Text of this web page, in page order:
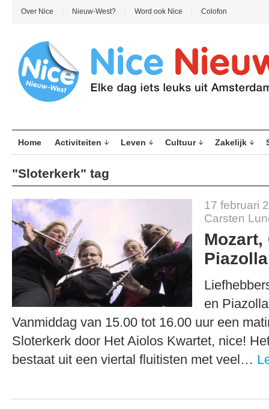
Over Nice Nieuw-West? Word ook Nice Colofon
Home Activiteiten Leven Cultuur Zakelijk
"Sloterkerk" tag
17 februari
Carsten
Mozart,
en
Vanmiddag van 15.00 tot 16.00 uur een
Sloterkerk door Het Aiolos Kwartet, nice!
bestaat uit een viertal fluitisten met veel…